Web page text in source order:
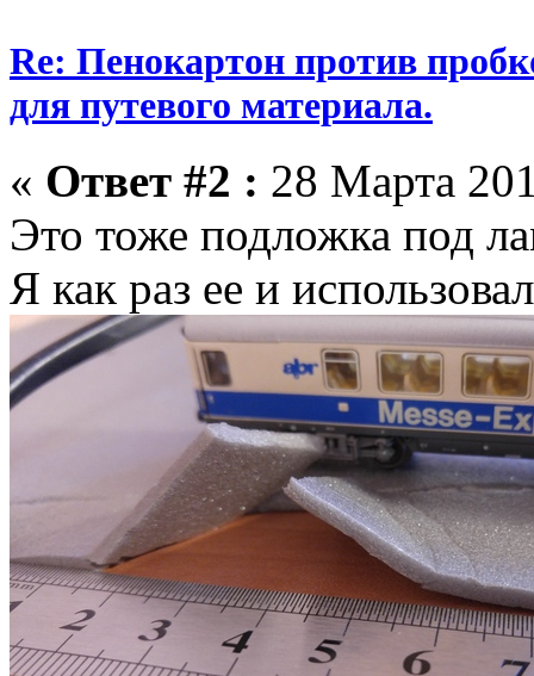
Re: Пенокартон против
для путевого материала.
« Ответ #2 : 28 Марта
Это тоже подложка под
Я как раз ее и